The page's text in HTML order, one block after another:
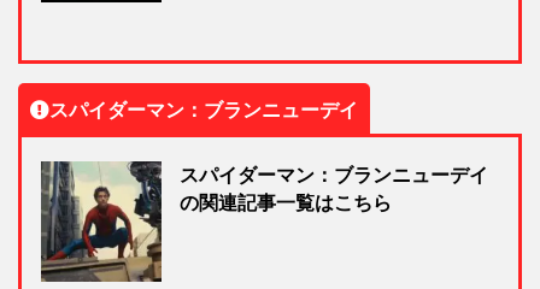
スパイダーマン：ブランニューデイ
スパイダーマン：ブランニューデイ
の関連記事一覧はこちら